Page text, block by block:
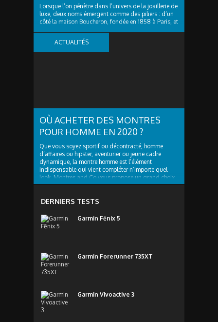
Lorsque l’on pénètre dans l’univers de la joaillerie de
luxe, deux noms émergent comme des piliers : d’un
côté la maison Boucheron, fondée en 1858 à Paris, et
Lille, qui offre à sa clientèle l’accès à des pièces
d’exception de cette...
ACTUALITÉS
OÙ ACHETER DES MONTRES
POUR HOMME EN 2020 ?
Que vous soyez sportif ou décontracté, homme
d’affaires ou hipster, aventurier ou jeune cadre
dynamique, la montre homme est l’élément
indispensable qui vient compléter n’importe quel
look. Montres and Co vous propose un grand choix
de montres branchées et tendances, il y en a pour
DERNIERS TESTS
Garmin Fēnix 5
Garmin Forerunner 735XT
Garmin Vivoactive 3